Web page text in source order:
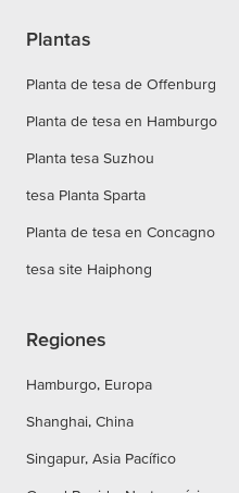
Plantas
Planta de tesa de Offenburg
Planta de tesa en Hamburgo
Planta tesa Suzhou
tesa Planta Sparta
Planta de tesa en Concagno
tesa site Haiphong
Regiones
Hamburgo, Europa
Shanghai, China
Singapur, Asia Pacífico